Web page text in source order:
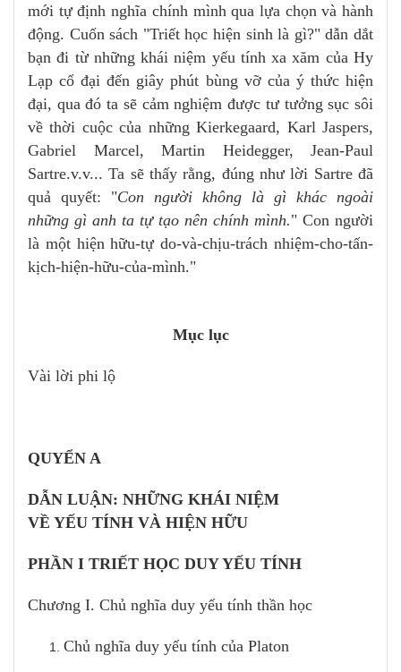
mới tự định nghĩa chính mình qua lựa chọn và hành
động. Cuốn sách "Triết học hiện sinh là gì?" dẫn dắt
bạn đi từ những khái niệm yếu tính xa xăm của Hy
Lạp cổ đại đến giây phút bùng vỡ của ý thức hiện
đại, qua đó ta sẽ cảm nghiệm được tư tưởng sục sôi
về thời cuộc của những Kierkegaard, Karl Jaspers,
Gabriel Marcel, Martin Heidegger, Jean-Paul
Sartre.v.v... Ta sẽ thấy rằng, đúng như lời Sartre đã
quả quyết: "Con người không là gì khác ngoài
những gì anh ta tự tạo nên chính mình." Con người
là một hiện hữu-tự do-và-chịu-trách nhiệm-cho-tấn-
kịch-hiện-hữu-của-mình."
Mục lục
Vài lời phi lộ
QUYỂN A
DẪN LUẬN: NHỮNG KHÁI NIỆM
VỀ YẾU TÍNH VÀ HIỆN HỮU
PHẦN I TRIẾT HỌC DUY YẾU TÍNH
Chương I. Chủ nghĩa duy yếu tính thần học
Chủ nghĩa duy yếu tính của Platon